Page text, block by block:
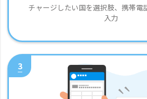
チャージしたい国を選択肢、携帯電
入力
3